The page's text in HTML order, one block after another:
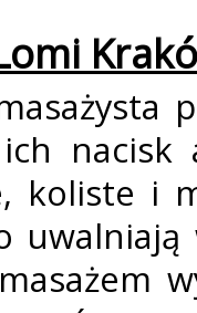
nacisk
koliste i